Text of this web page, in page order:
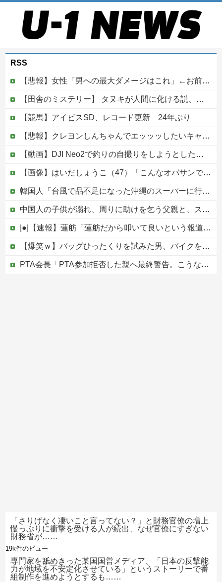
RSS
【悲報】女性「男への最大ダメージはこれ」←お前ら耐えられる？
【田舎のミステリー】 タヌキが人間に化ける説、これ多分マジ
【競馬】アイビスSD、レコード更新 24年ぶり
【悲報】クレヨンしんちゃんでエッッッしたいキャラ、満場一致で決まるｗｗｗｗｗｗｗｗｗｗ他
【動画】DJI Neo2で釣りの自撮りをしようとした男の悲劇（ノ∇`）
【画像】はいだしょうこ（47）「こんなオバサンでいいの…？」
韓国人「台風で品不足になった沖縄のスーパーに行ってみたら、なぜか辛ラーメンだけ売れ残っていたんです…」
中国人の子供が溺れ、周りに助けを乞う父親と、スマホを向けてインプレ稼ぎの見物人
|●|【速報】蓮舫「蓮舫だから叩いて良いという報道」 ネット「高市だから叩いて良いをやってるのがお前だろ」
【爆笑ｗ】バッグひったくりを試みた男、バイクを盗られる！
PTA会長「PTA参加拒否した親へ最終警告。こうなってもいい？」
「さりげなく凄いこと言ってない？」と財務官僚の増上
慢っぷりに衝撃を受ける人が続出、なぜ官僚にすぎない
財務省が……
19k件のビュー
専門家を舐めきった某国国営メディア、「日本の反撃能
力が地域を不安定化させている」というストーリーで番
組制作を進めようとするも……